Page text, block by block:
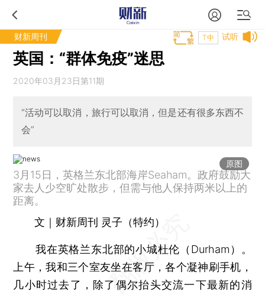
财新周刊 试听
T中
英国：“群体免疫”迷思
2020年03月23日第11期
“活动可以取消，旅行可以取消，但是还有很多东西不
会”
原图
3月15日，英格兰东北部海岸Seaham。政府鼓励大
家去人少空旷处散步，但需与他人保持两米以上的
距离。
文｜财新周刊 灵子（特约）
我在英格兰东北部的小城杜伦（Durham）。
上午，我和三个室友坐在客厅，各个凝神刷手机，
几小时过去了，除了偶尔抬头交流一下最新的消